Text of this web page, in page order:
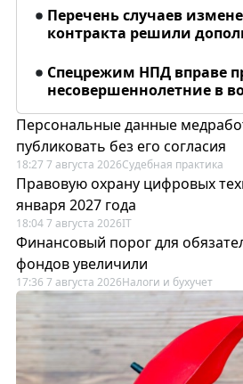
Перечень случаев
контракта решили
Спецрежим НПД вправе
несовершеннолетние в
Персональные данные
публиковать без его согласия
18:27 7 августа 2026Судебная практика
Правовую охрану цифровых
января 2027 года
18:04 7 августа 2026IT
Финансовый порог для
фондов увеличили
17:36 7 августа 2026Налоги и бухучет